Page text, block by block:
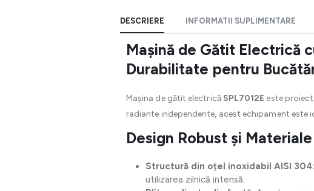
DESCRIERE INFORMATII SUPLIMENTARE
Mașină de Gătit Electrică
Durabilitate pentru
Mașina de gătit electrică SPL7012E este
radiante independente, acest echipament este
Design Robust și
Structură din oțel inoxidabil AISI 304:
utilizarea zilnică intensă.